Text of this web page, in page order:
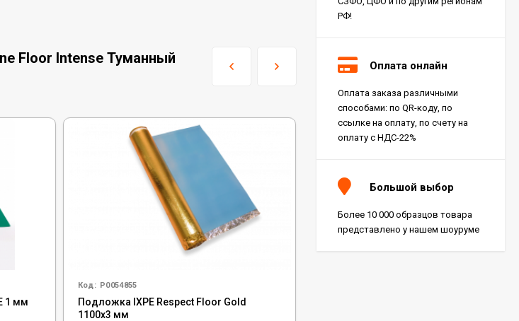
Floor Intense Туманный
1 мм
Код: Р0054855
Подложка IXPE Respect Floor Gold
1100х3 мм
РФ!
Оплата онлайн
Оплата заказа различными
способами: по QR-коду, по
ссылке на оплату, по счету на
оплату с НДС-22%
Большой выбор
Более 10 000 образцов товара
представлено у нашем шоуруме